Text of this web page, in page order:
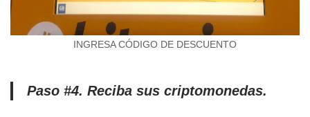
INGRESA CÓDIGO DE DESCUENTO
Paso #4. Reciba sus criptomonedas.